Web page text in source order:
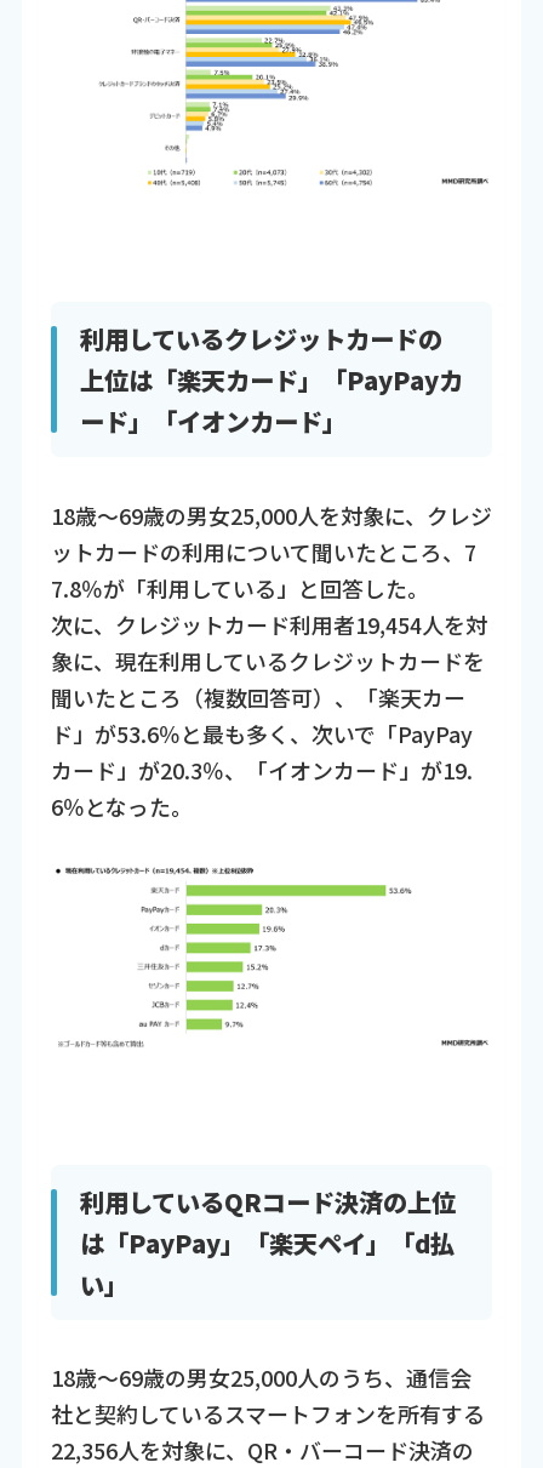
利用しているクレジットカードの
上位は「楽天カード」「PayPayカ
ード」「イオンカード」
18歳～69歳の男女25,000人を対象に、クレジ
ットカードの利用について聞いたところ、7
7.8％が「利用している」と回答した。
次に、クレジットカード利用者19,454人を対
象に、現在利用しているクレジットカードを
聞いたところ（複数回答可）、「楽天カー
ド」が53.6％と最も多く、次いで「PayPay
カード」が20.3％、「イオンカード」が19.
6％となった。
利用しているQRコード決済の上位
は「PayPay」「楽天ペイ」「d払
い」
18歳～69歳の男女25,000人のうち、通信会
社と契約しているスマートフォンを所有する
22,356人を対象に、QR・バーコード決済の